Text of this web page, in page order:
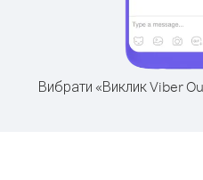
Вибрати «Виклик Viber